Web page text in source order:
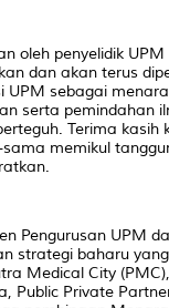
oleh penyelidik
dan akan terus
sebagai
serta pemindahan
Terima
memikul
Pengurusan UPM
strategi baharu
Medical City
Public Private